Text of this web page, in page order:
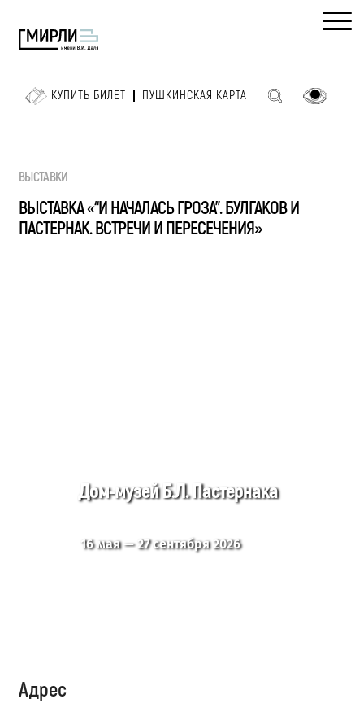
КУПИТЬ БИЛЕТ ПУШКИНСКАЯ КАРТА
ВЫСТАВКИ
ВЫСТАВКА «“И НАЧАЛАСЬ ГРОЗА”. БУЛГАКОВ И
ПАСТЕРНАК. ВСТРЕЧИ И ПЕРЕСЕЧЕНИЯ»
Дом-музей Б.Л. Пастернака
16 мая — 27 сентября 2026
Адрес